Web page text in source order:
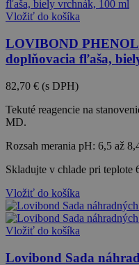
Vložiť do košíka
LOVIBOND
doplňovacia fľaša,
82,70 € (s DPH)
Tekuté reagencie na
MD.
Rozsah merania pH: 6,5 až
Skladujte v chlade pri teplote
Vložiť do košíka
Vložiť do košíka
Lovibond Sada